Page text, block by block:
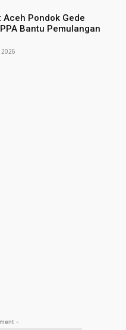
Aceh Pondok Gede
Bantu Pemulangan
-